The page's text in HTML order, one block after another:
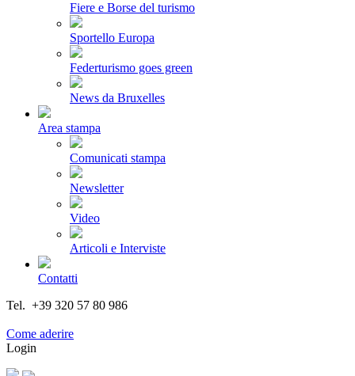
Fiere e Borse del turismo
Sportello Europa
Federturismo goes green
News da Bruxelles
Area stampa
Comunicati stampa
Newsletter
Video
Articoli e Interviste
Contatti
Tel. +39 320 57 80 986
Come aderire
Login